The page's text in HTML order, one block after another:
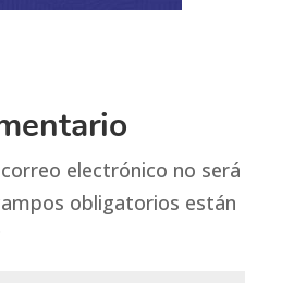
electrónico no será
obligatorios están